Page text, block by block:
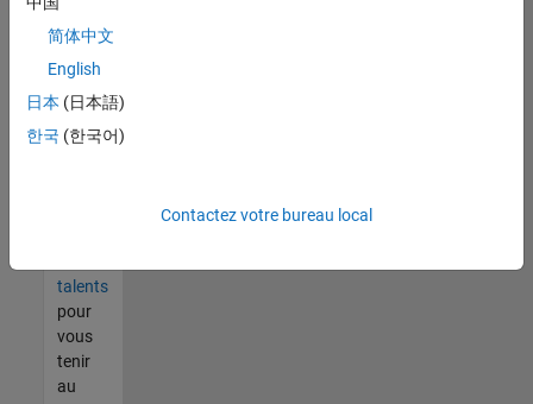
trouvez
pas
d'offre
corresponde
à vos
talents
pour
vous
tenir
au
简体中文
English
日本 (日本語)
한국 (한국어)
Contactez votre bureau local